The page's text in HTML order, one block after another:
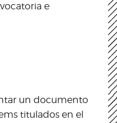
e
un documento
titulados en el